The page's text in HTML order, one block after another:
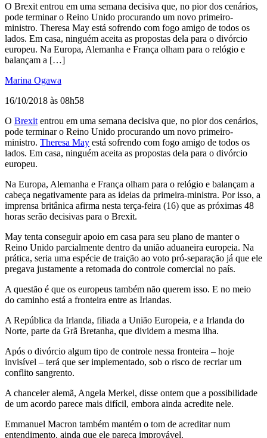
O Brexit entrou em uma semana decisiva que, no pior dos cenários,
pode terminar o Reino Unido procurando um novo primeiro-
ministro. Theresa May está sofrendo com fogo amigo de todos os
lados. Em casa, ninguém aceita as propostas dela para o divórcio
europeu. Na Europa, Alemanha e França olham para o relógio e
balançam a […]
Marina Ogawa
16/10/2018 às 08h58
O Brexit entrou em uma semana decisiva que, no pior dos cenários,
pode terminar o Reino Unido procurando um novo primeiro-
ministro. Theresa May está sofrendo com fogo amigo de todos os
lados. Em casa, ninguém aceita as propostas dela para o divórcio
europeu.
Na Europa, Alemanha e França olham para o relógio e balançam a
cabeça negativamente para as ideias da primeira-ministra. Por isso, a
imprensa britânica afirma nesta terça-feira (16) que as próximas 48
horas serão decisivas para o Brexit.
May tenta conseguir apoio em casa para seu plano de manter o
Reino Unido parcialmente dentro da união aduaneira europeia. Na
prática, seria uma espécie de traição ao voto pró-separação já que ele
pregava justamente a retomada do controle comercial no país.
A questão é que os europeus também não querem isso. E no meio
do caminho está a fronteira entre as Irlandas.
A República da Irlanda, filiada a União Europeia, e a Irlanda do
Norte, parte da Grã Bretanha, que dividem a mesma ilha.
Após o divórcio algum tipo de controle nessa fronteira – hoje
invisível – terá que ser implementado, sob o risco de recriar um
conflito sangrento.
A chanceler alemã, Angela Merkel, disse ontem que a possibilidade
de um acordo parece mais difícil, embora ainda acredite nele.
Emmanuel Macron também mantém o tom de acreditar num
entendimento, ainda que ele pareça improvável.